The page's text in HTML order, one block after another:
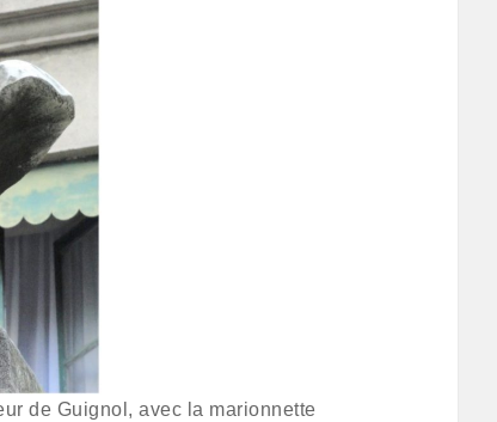
de Guignol, avec la marionnette